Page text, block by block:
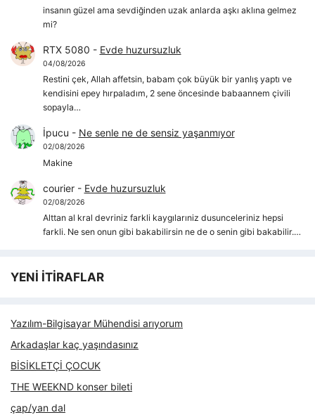
insanın güzel ama sevdiğinden uzak anlarda aşkı aklına gelmez
mi?
RTX 5080 - Evde huzursuzluk
04/08/2026
Restini çek, Allah affetsin, babam çok büyük bir yanlış yaptı ve
kendisini epey hırpaladım, 2 sene öncesinde babaannem çivili
sopayla…
İpucu - Ne senle ne de sensiz yaşanmıyor
02/08/2026
Makine
courier- Evde huzursuzluk
02/08/2026
Alttan al kral devriniz farkli kaygılarıniz dusunceleriniz hepsi
farkli. Ne sen onun gibi bakabilirsin ne de o senin gibi bakabilir.…
YENİ İTİRAFLAR
Yazılım-Bilgisayar Mühendisi arıyorum
Arkadaşlar kaç yaşındasınız
BİSİKLETÇİ ÇOCUK
THE WEEKND konser bileti
çap/yan dal